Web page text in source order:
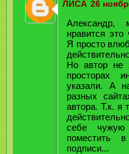
ЛИСА 26
Александр,
нравится это
Я просто
Но автор не
просторах
указали. А
разных
автора. Т.к. я
себе
поместить
подписи...